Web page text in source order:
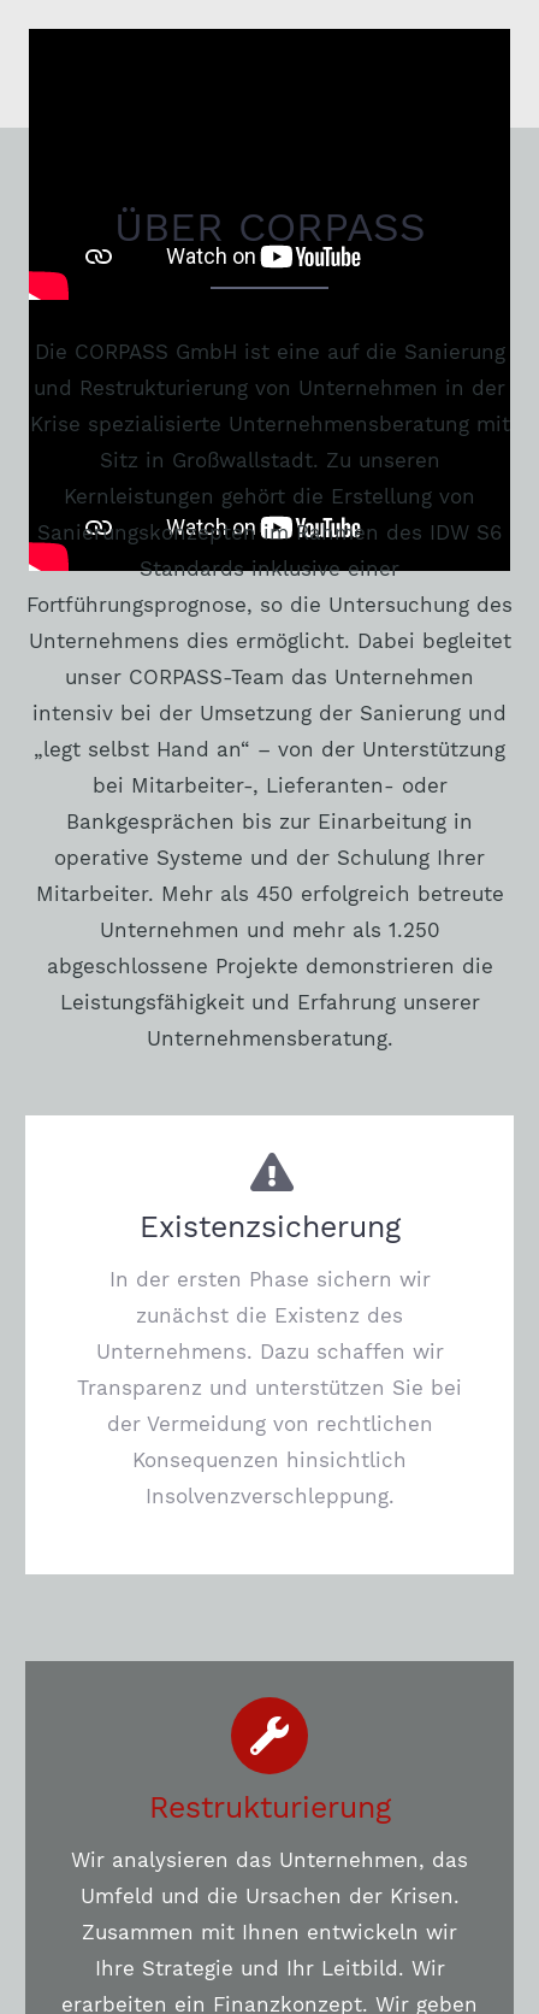
ÜBER CORPASS
Die CORPASS GmbH ist eine auf die Sanierung
und Restrukturierung von Unternehmen in der
Krise spezialisierte Unternehmensberatung mit
Sitz in Großwallstadt. Zu unseren
Kernleistungen gehört die Erstellung von
Sanierungskonzepten im Rahmen des IDW S6
Standards inklusive einer
Fortführungsprognose, so die Untersuchung des
Unternehmens dies ermöglicht. Dabei begleitet
unser CORPASS-Team das Unternehmen
intensiv bei der Umsetzung der Sanierung und
„legt selbst Hand an“ – von der Unterstützung
bei Mitarbeiter-, Lieferanten- oder
Bankgesprächen bis zur Einarbeitung in
operative Systeme und der Schulung Ihrer
Mitarbeiter. Mehr als 450 erfolgreich betreute
Unternehmen und mehr als 1.250
abgeschlossene Projekte demonstrieren die
Leistungsfähigkeit und Erfahrung unserer
Unternehmensberatung.
Existenzsicherung
In der ersten Phase sichern wir
zunächst die Existenz des
Unternehmens. Dazu schaffen wir
Transparenz und unterstützen Sie bei
der Vermeidung von rechtlichen
Konsequenzen hinsichtlich
Insolvenzverschleppung.
Restrukturierung
Wir analysieren das Unternehmen, das
Umfeld und die Ursachen der Krisen.
Zusammen mit Ihnen entwickeln wir
Ihre Strategie und Ihr Leitbild. Wir
erarbeiten ein Finanzkonzept. Wir geben